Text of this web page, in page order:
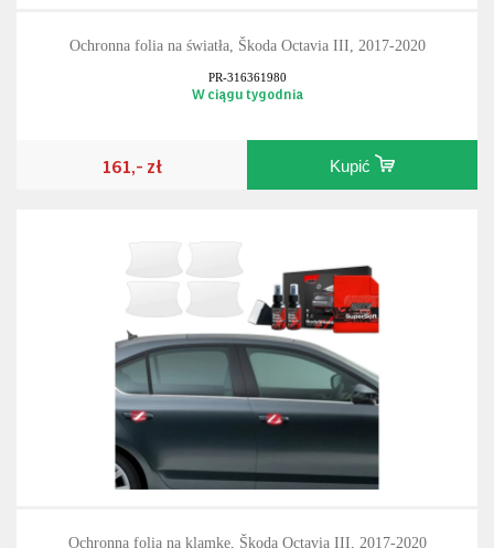
Ochronna folia na światła, Škoda Octavia III, 2017-2020
PR-316361980
W ciągu tygodnia
161,- zł Kupić
Ochronna folia na klamkę, Škoda Octavia III, 2017-2020